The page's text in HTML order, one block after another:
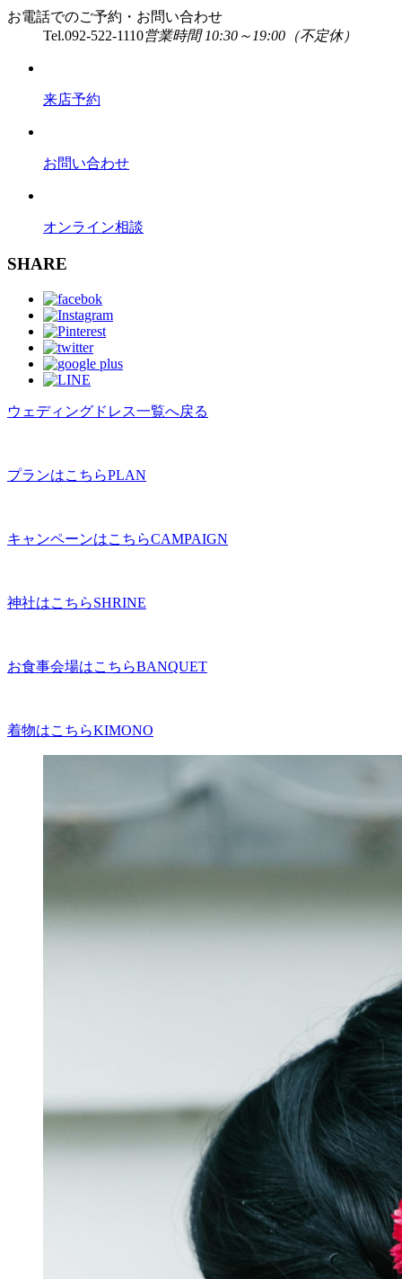
お電話でのご予約・お問い合わせ
Tel.092-522-1110営業時間 10:30～19:00（不定休）
来店予約
お問い合わせ
オンライン相談
SHARE
ウェディングドレス一覧へ戻る
プランはこちらPLAN
キャンペーンはこちらCAMPAIGN
神社はこちらSHRINE
お食事会場はこちらBANQUET
着物はこちらKIMONO